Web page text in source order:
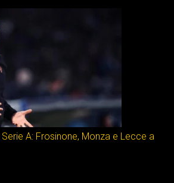
A: Frosinone, Monza e Lecce a